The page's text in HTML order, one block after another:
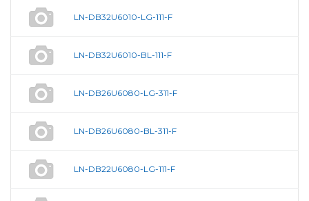
LN-DB32U6010-LG-111-F
LN-DB32U6010-BL-111-F
LN-DB26U6080-LG-311-F
LN-DB26U6080-BL-311-F
LN-DB22U6080-LG-111-F